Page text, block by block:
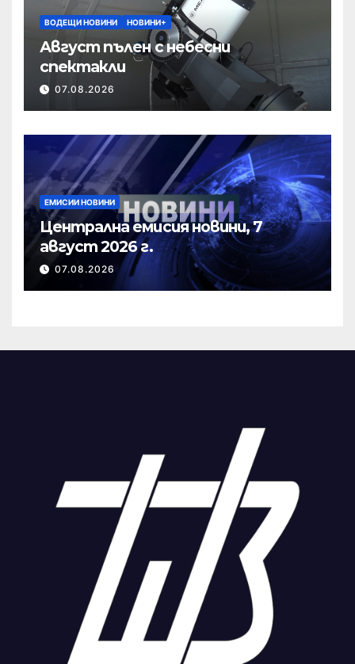
ВОДЕЩИ НОВИНИ НОВИНИ+
Август пълен с небесни
спектакли
07.08.2026
ЕМИСИИ НОВИНИ
Централна емисия новини, 7
август 2026 г.
07.08.2026